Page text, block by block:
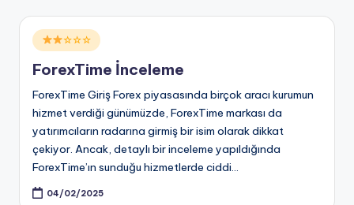
Posted
in
☆☆☆
ForexTime İnceleme
ForexTime Giriş Forex piyasasında birçok aracı kurumun
hizmet verdiği günümüzde, ForexTime markası da
yatırımcıların radarına girmiş bir isim olarak dikkat
çekiyor. Ancak, detaylı bir inceleme yapıldığında
ForexTime’ın sunduğu hizmetlerde ciddi…
04/02/2025